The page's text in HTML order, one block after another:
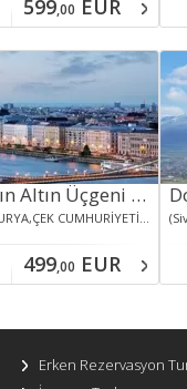
599,00 EUR
Orta Avrupa'nın Altın Üçgeni Cesky Krumlov &Bratislava &Pandorf Outlet Turları Dahil Ajet HY ile
Orta Avrupa / AVUSTURYA,ÇEK CUMHURİYETİ,MACARİSTAN
499,00 EUR
Erken Rezervasyon